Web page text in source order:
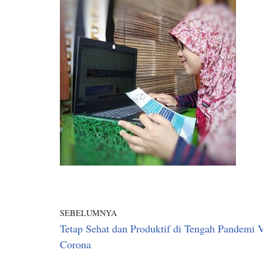
SEBELUMNYA
Tetap Sehat dan Produktif di Tengah Pandemi
Corona